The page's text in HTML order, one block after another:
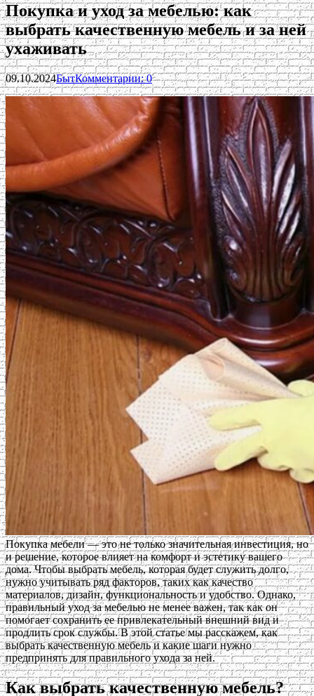
Покупка и уход за мебелью: как
выбрать качественную мебель и за ней
ухаживать
09.10.2024БытКомментарии: 0
Покупка мебели — это не только значительная инвестиция, но
и решение, которое влияет на комфорт и эстетику вашего
дома. Чтобы выбрать мебель, которая будет служить долго,
нужно учитывать ряд факторов, таких как качество
материалов, дизайн, функциональность и удобство. Однако,
правильный уход за мебелью не менее важен, так как он
помогает сохранить ее привлекательный внешний вид и
продлить срок службы. В этой статье мы расскажем, как
выбрать качественную мебель и какие шаги нужно
предпринять для правильного ухода за ней.
Как выбрать качественную мебель?